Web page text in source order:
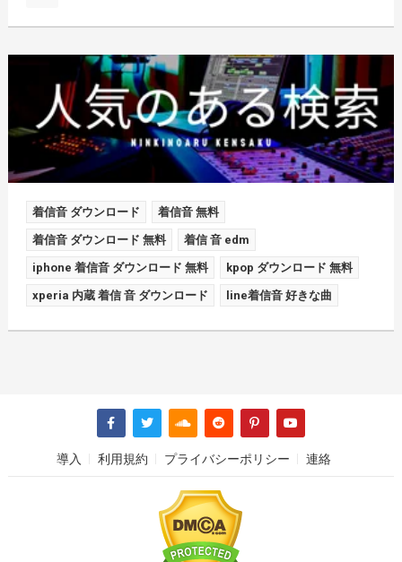
着信音 ダウンロード 着信音 無料
着信音 ダウンロード 無料 着信 音 edm
iphone 着信音 ダウンロード 無料 kpop ダウンロード 無料
xperia 内蔵 着信 音 ダウンロード line着信音 好きな曲
導入 利用規約 プライバシーポリシー 連絡